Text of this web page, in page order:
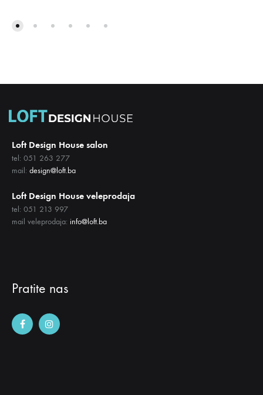
Loft Design House salon
tel: 051 263 277
mail: design@loft.ba
Loft Design House veleprodaja
tel: 051 213 997
mail veleprodaja: info@loft.ba
Pratite nas